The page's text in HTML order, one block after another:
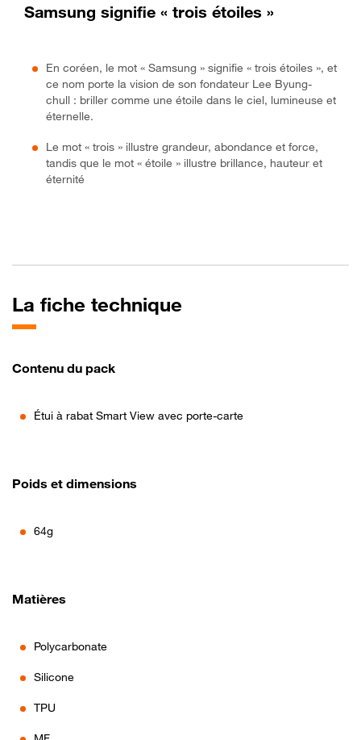
Samsung signifie « trois étoiles »
En coréen, le mot « Samsung » signifie « trois étoiles », et
ce nom porte la vision de son fondateur Lee Byung-
chull : briller comme une étoile dans le ciel, lumineuse et
éternelle.
Le mot « trois » illustre grandeur, abondance et force,
tandis que le mot « étoile » illustre brillance, hauteur et
éternité
La fiche technique
Contenu du pack
Étui à rabat Smart View avec porte-carte
Poids et dimensions
64g
Matières
Polycarbonate
Silicone
TPU